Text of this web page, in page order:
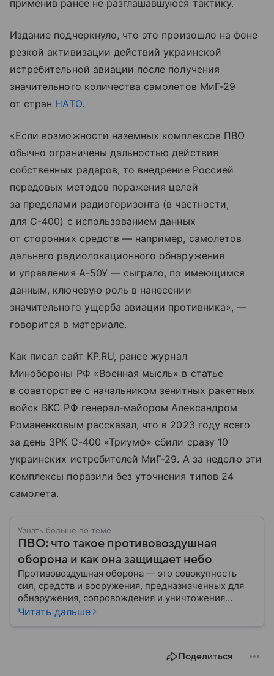
применив ранее не разглашавшуюся тактику.
Издание подчеркнуло, что это произошло на фоне
резкой активизации действий украинской
истребительной авиации после получения
значительного количества самолетов МиГ-29
от стран НАТО.
«Если возможности наземных комплексов ПВО
обычно ограничены дальностью действия
собственных радаров, то внедрение Россией
передовых методов поражения целей
за пределами радиогоризонта (в частности,
для С-400) с использованием данных
от сторонних средств — например, самолетов
дальнего радиолокационного обнаружения
и управления А-50У — сыграло, по имеющимся
данным, ключевую роль в нанесении
значительного ущерба авиации противника», —
говорится в материале.
Как писал сайт KP.RU, ранее журнал
Минобороны РФ «Военная мысль» в статье
в соавторстве с начальником зенитных ракетных
войск ВКС РФ генерал-майором Александром
Романенковым рассказал, что в 2023 году всего
за день ЗРК С-400 «Триумф» сбили сразу 10
украинских истребителей МиГ-29. А за неделю эти
комплексы поразили без уточнения типов 24
самолета.
Узнать больше по теме
ПВО: что такое противовоздушная
оборона и как она защищает небо
Противовоздушная оборона — это совокупность
сил, средств и вооружения, предназначенных для
обнаружения, сопровождения и уничтожения
средств воздушного нападения. Современные
Читать дальше
Поделиться